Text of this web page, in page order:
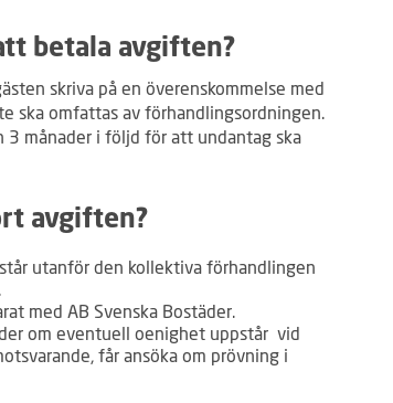
betala avgiften?
skriva på en överenskommelse med
ska omfattas av förhandlingsordningen.
3 månader i följd för att undantag ska
avgiften?
utanför den kollektiva förhandlingen
med AB Svenska Bostäder.
om eventuell oenighet uppstår vid
får ansöka om prövning i